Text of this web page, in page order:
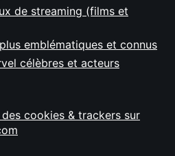
de streaming (films et
emblématiques et connus
célèbres et acteurs
cookies & trackers sur